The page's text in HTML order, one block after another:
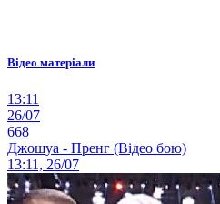
Відео матеріали
13:11
26/07
668
Джошуа - Пренг (Відео бою)
13:11, 26/07